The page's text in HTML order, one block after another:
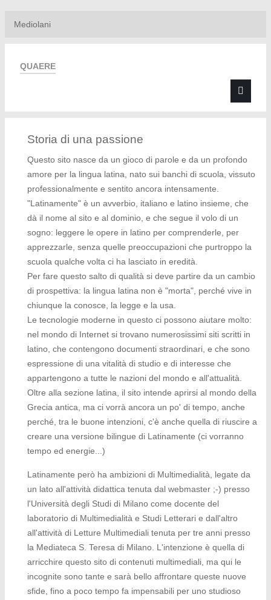
Mediolani
QUAERE
Storia di una passione
Questo sito nasce da un gioco di parole e da un profondo
amore per la lingua latina, nato sui banchi di scuola, vissuto
professionalmente e sentito ancora intensamente.
"Latinamente" è un avverbio, italiano e latino insieme, che
dà il nome al sito e al dominio, e che segue il volo di un
sogno: leggere le opere in latino per comprenderle, per
apprezzarle, senza quelle preoccupazioni che purtroppo la
scuola qualche volta ci ha lasciato in eredità.
Per fare questo salto di qualità si deve partire da un cambio
di prospettiva: la lingua latina non è "morta", perché vive in
chiunque la conosce, la legge e la usa.
Le tecnologie moderne in questo ci possono aiutare molto:
nel mondo di Internet si trovano numerosissimi siti scritti in
latino, che contengono documenti straordinari, e che sono
espressione di una vitalità di studio e di interesse che
appartengono a tutte le nazioni del mondo e all'attualità.
Oltre alla sezione latina, il sito intende aprirsi al mondo della
Grecia antica, ma ci vorrà ancora un po' di tempo, anche
perché, tra le buone intenzioni, c'è anche quella di riuscire a
creare una versione bilingue di Latinamente (ci vorranno
tempo ed energie...)
Latinamente però ha ambizioni di Multimedialità, legate da
un lato all'attività didattica tenuta dal webmaster ;-) presso
l'Università degli Studi di Milano come docente del
laboratorio di Multimedialità e Studi Letterari e dall'altro
all'attività di Letture Multimediali tenuta per tre anni presso
la Mediateca S. Teresa di Milano. L'intenzione è quella di
arricchire questo sito di contenuti multimediali, ma qui le
incognite sono tante e sarà bello affrontare queste nuove
sfide, fino a poco tempo fa impensabili per uno studioso